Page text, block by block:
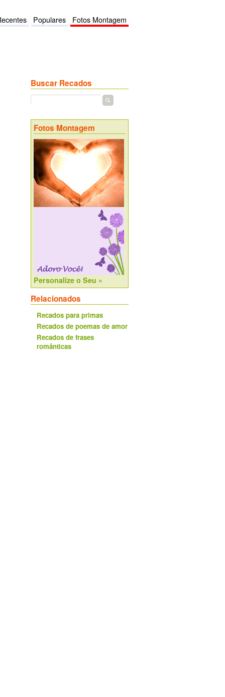
Populares Fotos Montagem
Buscar Recados
Fotos Montagem
Personalize o Seu »
Relacionados
Recados para primas
Recados de poemas de amor
Recados de frases
românticas